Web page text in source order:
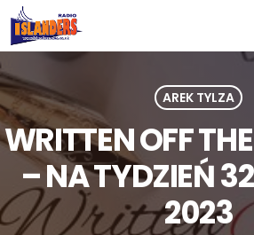
AREK TYLZA
WRITTEN OFF
– NA TYDZIEŃ
2023